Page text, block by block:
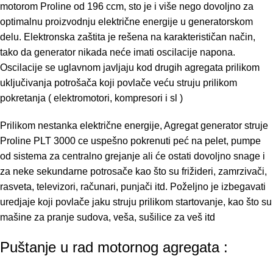
motorom Proline od 196 ccm, sto je i više nego dovoljno za
optimalnu proizvodnju električne energije u generatorskom
delu. Elektronska zaštita je rešena na karakterističan način,
tako da generator nikada neće imati oscilacije napona.
Oscilacije se uglavnom javljaju kod drugih agregata prilikom
uključivanja potrošača koji povlače veću struju prilikom
pokretanja ( elektromotori, kompresori i sl )
Prilikom nestanka električne energije, Agregat generator struje
Proline PLT 3000 ce uspešno pokrenuti peć na pelet, pumpe
od sistema za centralno grejanje ali će ostati dovoljno snage i
za neke sekundarne potrosače kao što su frižideri, zamrzivači,
rasveta, televizori, računari, punjači itd. Poželjno je izbegavati
uredjaje koji povlače jaku struju prilikom startovanje, kao što su
mašine za pranje sudova, veša, sušilice za veš itd
Puštanje u rad motornog agregata :